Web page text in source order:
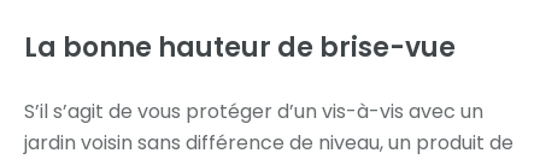
La bonne hauteur de brise-vue
S’il s’agit de vous protéger d’un vis-à-vis avec un
jardin voisin sans différence de niveau, un produit de